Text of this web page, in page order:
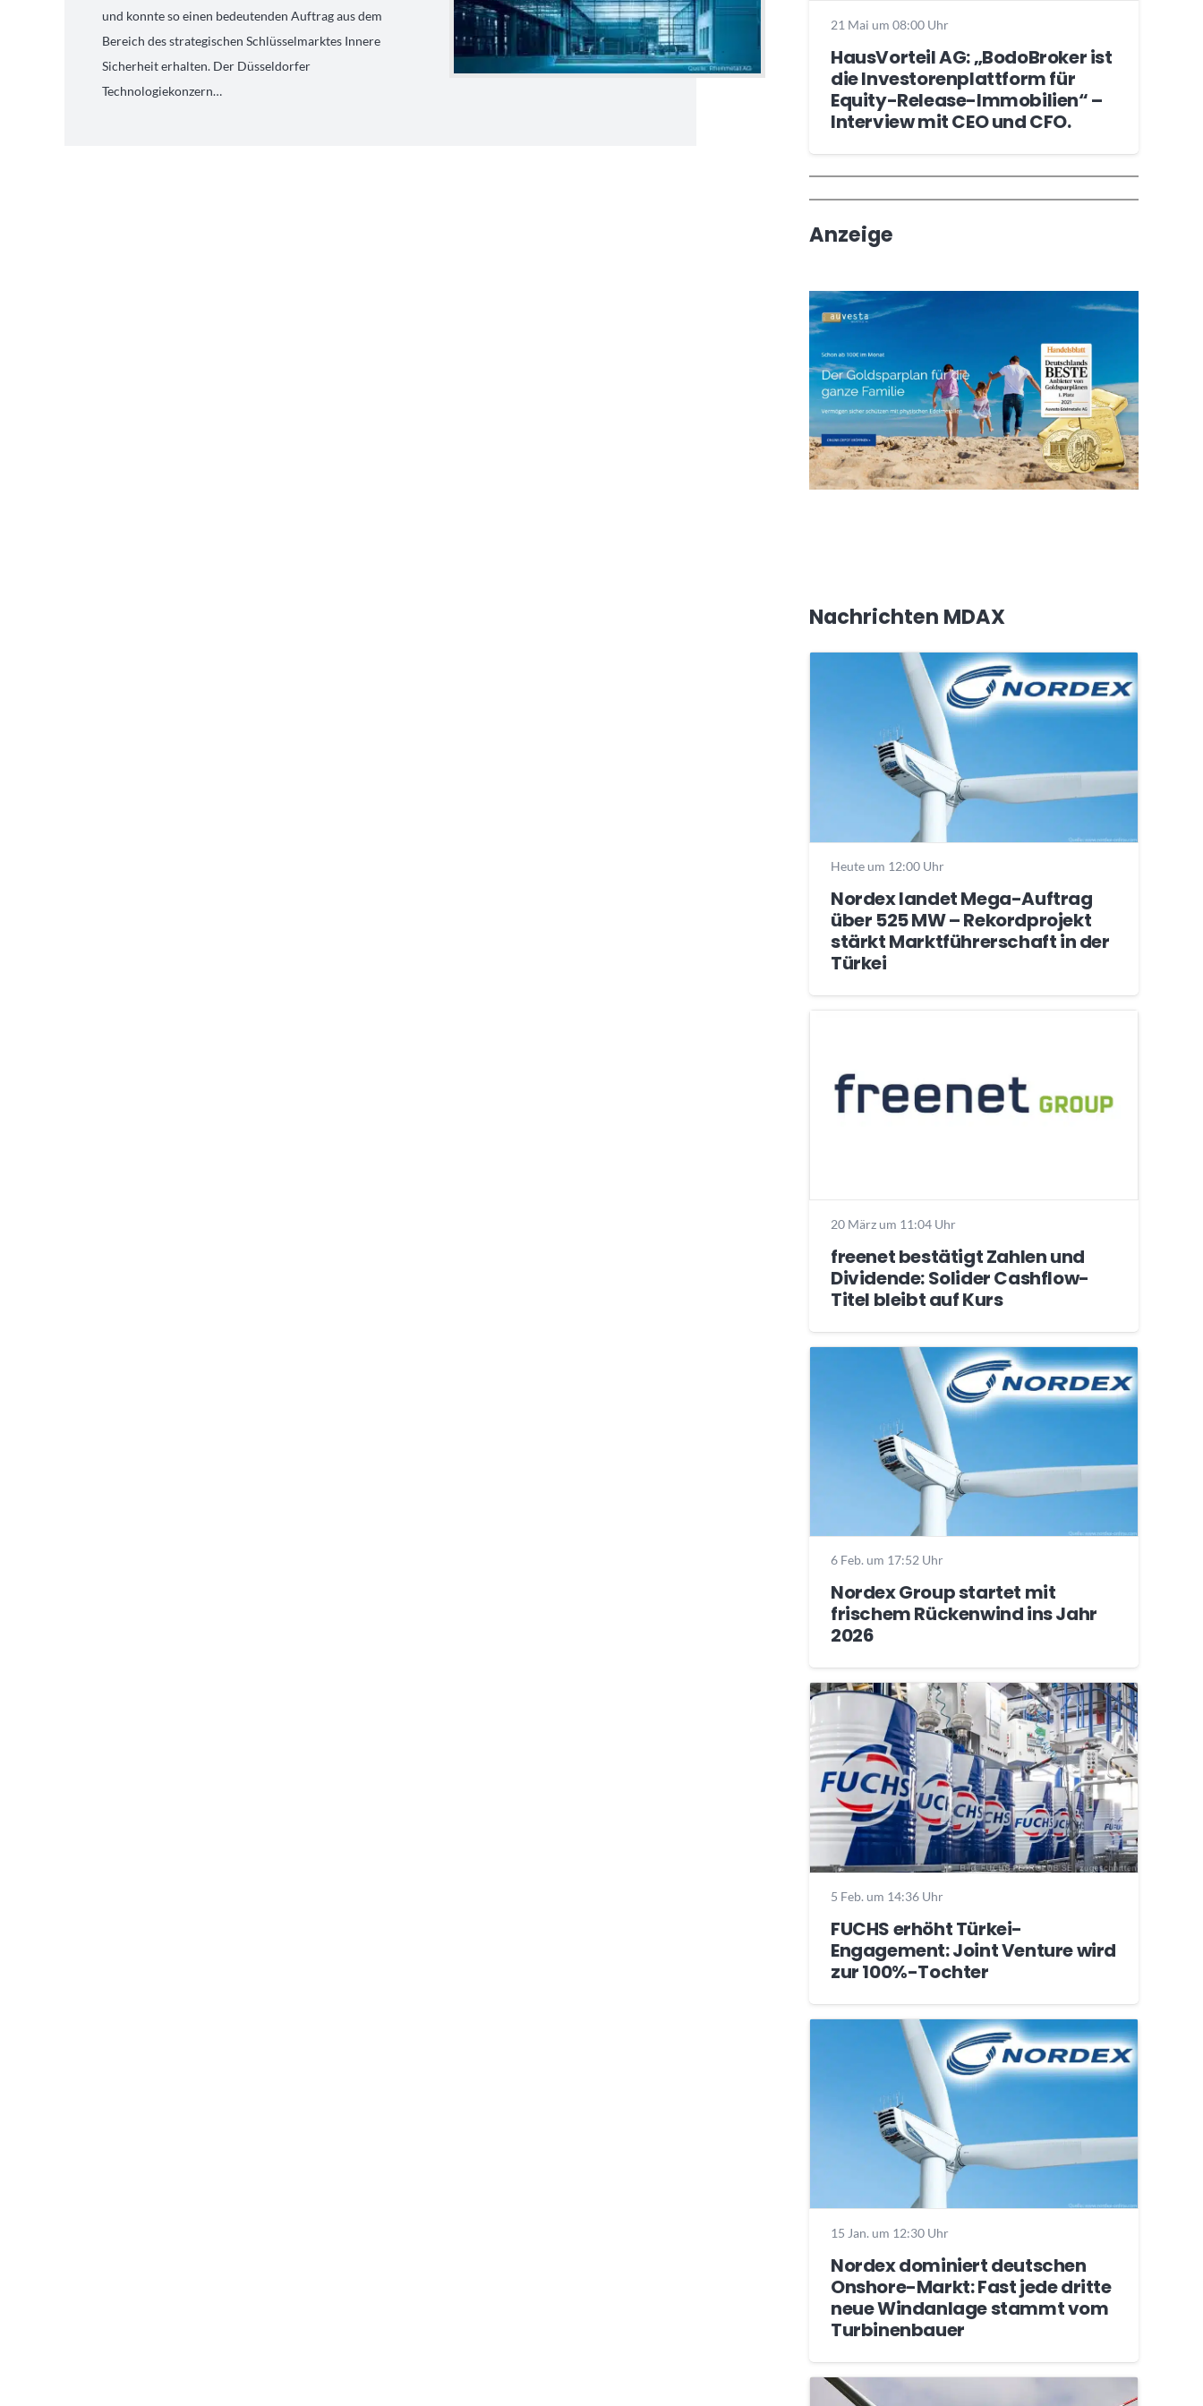
und konnte so einen bedeutenden Auftrag aus dem
Bereich des strategischen Schlüsselmarktes Innere
Sicherheit erhalten. Der Düsseldorfer
Technologiekonzern…
21 Mai um 08:00 Uhr
HausVorteil AG: „BodoBroker ist
die Investorenplattform für
Equity-Release-Immobilien“ –
Interview mit CEO und CFO.
Wochenrückblick
Trendthemen
Anzeige
Nachrichten MDAX
Heute um 12:00 Uhr
Nordex landet Mega-Auftrag
über 525 MW – Rekordprojekt
stärkt Marktführerschaft in der
Türkei
20 März um 11:04 Uhr
freenet bestätigt Zahlen und
Dividende: Solider Cashflow-
Titel bleibt auf Kurs
6 Feb. um 17:52 Uhr
Nordex Group startet mit
frischem Rückenwind ins Jahr
2026
5 Feb. um 14:36 Uhr
FUCHS erhöht Türkei-
Engagement: Joint Venture wird
zur 100%-Tochter
15 Jan. um 12:30 Uhr
Nordex dominiert deutschen
Onshore-Markt: Fast jede dritte
neue Windanlage stammt vom
Turbinenbauer